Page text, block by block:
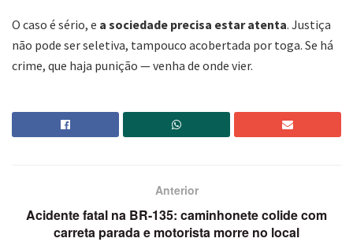
O caso é sério, e a sociedade precisa estar atenta. Justiça
não pode ser seletiva, tampouco acobertada por toga. Se há
crime, que haja punição — venha de onde vier.
Anterior
Acidente fatal na BR-135: caminhonete colide com
carreta parada e motorista morre no local